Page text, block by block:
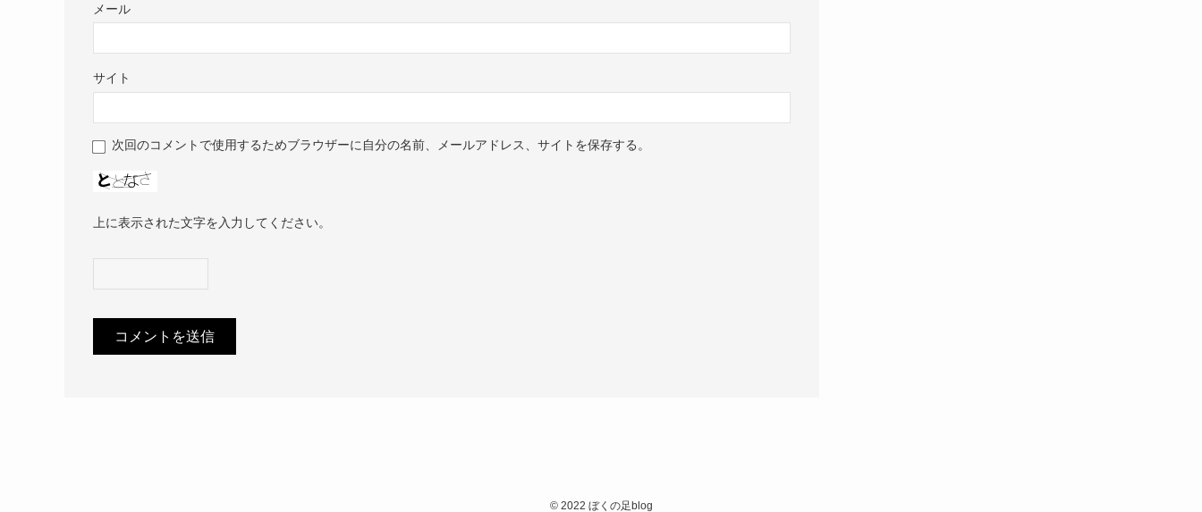
メール
サイト
次回のコメントで使用するためブラウザーに自分の名前、メールアドレス、サイトを保存する。
上に表示された文字を入力してください。
©2022 ぼくの足blog